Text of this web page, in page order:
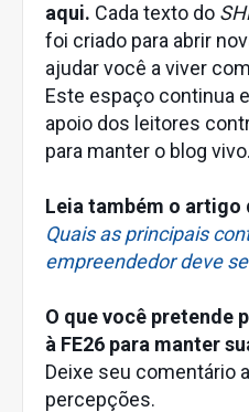
aqui. Cada texto do
foi criado para abrir
ajudar você a viver
Este espaço continua
apoio dos leitores
para manter o blog vivo.
Leia também o artigo
Quais as principais
empreendedor deve
O que você pretende
à FE26 para manter
Deixe seu comentário
percepções.